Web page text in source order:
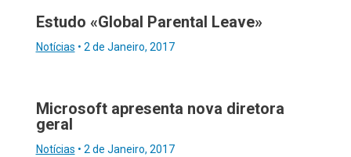
Estudo «Global Parental Leave»
Notícias • 2 de Janeiro, 2017
Microsoft apresenta nova diretora
geral
Notícias • 2 de Janeiro, 2017